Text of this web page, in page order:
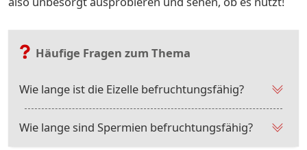
Häufige Fragen zum Thema
Wie lange ist die Eizelle befruchtungsfähig?
Wie lange sind Spermien befruchtungsfähig?